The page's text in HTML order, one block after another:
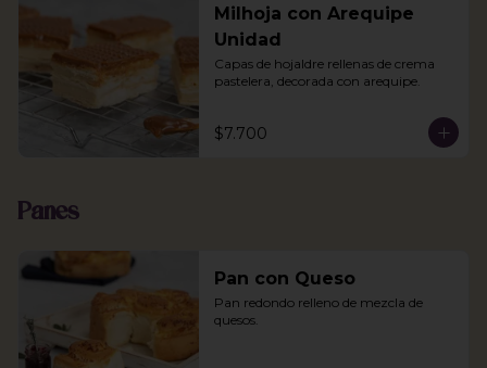
Milhoja con Arequipe
Unidad
Capas de hojaldre rellenas de crema
pastelera, decorada con arequipe.
$7.700
Panes
Pan con Queso
Pan redondo relleno de mezcla de
quesos.